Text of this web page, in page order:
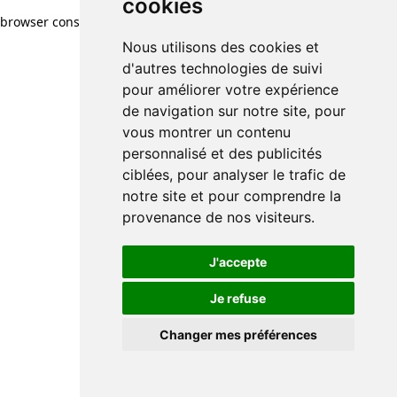
cookies
Nous utilisons des cookies et
d'autres technologies de suivi
pour améliorer votre expérience
de navigation sur notre site, pour
vous montrer un contenu
personnalisé et des publicités
ciblées, pour analyser le trafic de
notre site et pour comprendre la
provenance de nos visiteurs.
J'accepte
Je refuse
Changer mes préférences
browser console for more information)